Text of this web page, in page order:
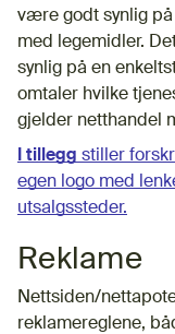
være godt synlig på
med legemidler.
synlig på en
omtaler hvilke
gjelder netthandel
I tillegg stiller
egen logo med
utsalgssteder.
Reklame
Nettsiden/
reklamereglene,